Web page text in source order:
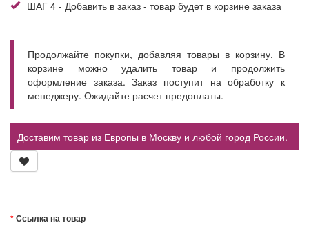
ШАГ 4 - Добавить в заказ - товар будет в корзине заказа
Продолжайте покупки, добавляя товары в корзину. В
корзине можно удалить товар и продолжить
оформление заказа. Заказ поступит на обработку к
менеджеру. Ожидайте расчет предоплаты.
Доставим товар из Европы в Москву и любой город России.
Ссылка на товар